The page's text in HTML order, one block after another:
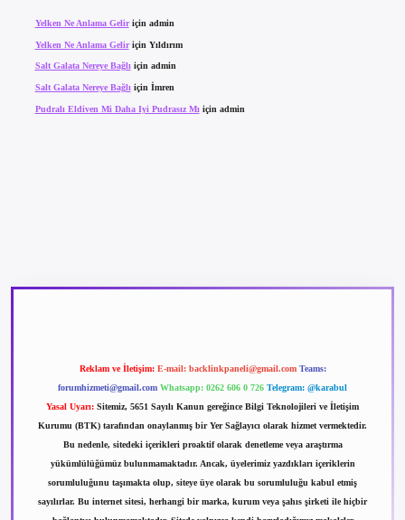
Yelken Ne Anlama Geliriçin admin
Yelken Ne Anlama Geliriçin Yıldırım
Salt Galata Nereye Bağlıiçin admin
Salt Galata Nereye Bağlı için İmren
Pudralı Eldiven Mi Daha Iyi Pudrasız Mı için admin
Reklam ve İletişim: E-mail: backlinkpaneli@gmail.com Teams:
forumhizmeti@gmail.com Whatsapp: 0262 606 0 726 Telegram: @karabul
Yasal Uyarı: Sitemiz, 5651 Sayılı Kanun gereğince Bilgi Teknolojileri ve İletişim
Kurumu (BTK) tarafından onaylanmış bir Yer Sağlayıcı olarak hizmet vermektedir.
Bu nedenle, sitedeki içerikleri proaktif olarak denetleme veya araştırma
yükümlülüğümüz bulunmamaktadır. Ancak, üyelerimiz yazdıkları içeriklerin
sorumluluğunu taşımakta olup, siteye üye olarak bu sorumluluğu kabul etmiş
sayılırlar. Bu internet sitesi, herhangi bir marka, kurum veya şahıs şirketi ile hiçbir